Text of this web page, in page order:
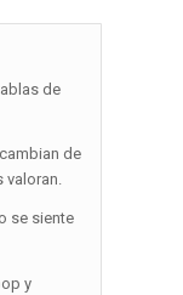
de
de
valoran.
se siente
y